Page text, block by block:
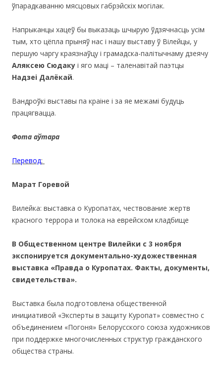
ўпарадкаванню мясцовых габрэйскіх могілак.
Напрыканцы хацеў бы выказаць шчырую ўдзячнасць усім
тым, хто цёпла прыняў нас і нашу выставу ў Вілейцы, у
першую чаргу краязнаўцу і грамадска-палітычнаму дзеячу
Аляксею Сюдаку і яго маці – таленавітай паэтцы
Надзеі Далёкай.
Вандроўкі выставы па краіне і за яе межамі будуць
працягвацца.
Фота аўтара
Перевод:
Марат Горевой
Вилейка: выставка о Куропатах, чествование жертв
красного террора и толока на еврейском кладбище
В Общественном центре Вилейки с 3 ноября
экспонируется документально-художественная
выставка «Правда о Куропатах. Факты, документы,
свидетельства».
Выставка была подготовлена общественной
инициативой «Эксперты в защиту Куропат» совместно с
объединением «Погоня» Белорусского союза художников
при поддержке многочисленных структур гражданского
общества страны.